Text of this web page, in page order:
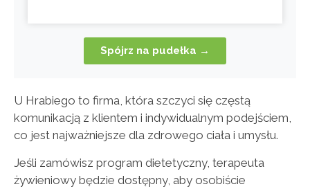
Spójrz na pudełka →
U Hrabiego to firma, która szczyci się częstą
komunikacją z klientem i indywidualnym podejściem,
co jest najważniejsze dla zdrowego ciała i umysłu.
Jeśli zamówisz program dietetyczny, terapeuta
żywieniowy będzie dostępny, aby osobiście